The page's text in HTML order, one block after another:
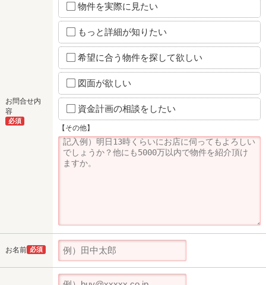
お問合せ内
容
必須
物件を実際に見たい
もっと詳細が知りたい
希望に合う物件を探して欲しい
図面が欲しい
資金計画の相談をしたい
【その他】
お名前 必須